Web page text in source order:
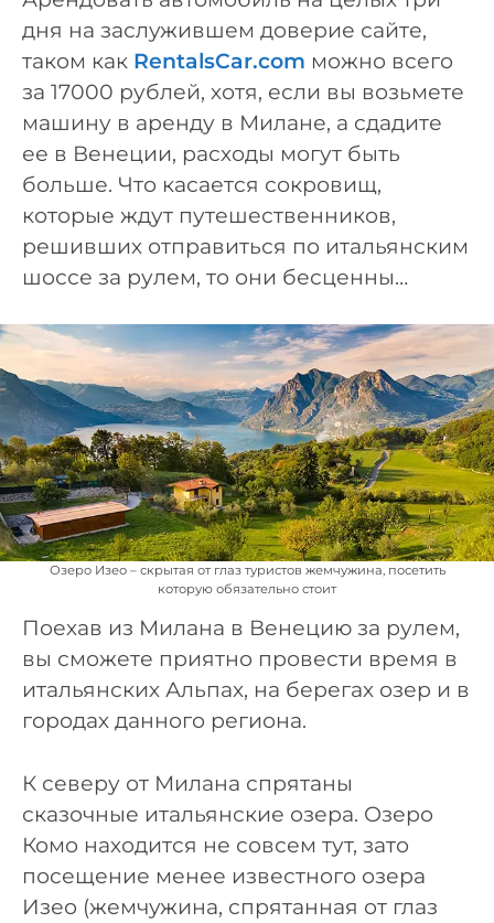
дня на заслужившем доверие сайте,
таком как RentalsCar.com можно всего
за 17000 рублей, хотя, если вы возьмете
машину в аренду в Милане, а сдадите
ее в Венеции, расходы могут быть
больше. Что касается сокровищ,
которые ждут путешественников,
решивших отправиться по итальянским
шоссе за рулем, то они бесценны…
Озеро Изео – скрытая от глаз туристов жемчужина, посетить
которую обязательно стоит
Поехав из Милана в Венецию за рулем,
вы сможете приятно провести время в
итальянских Альпах, на берегах озер и в
городах данного региона.
К северу от Милана спрятаны
сказочные итальянские озера. Озеро
Комо находится не совсем тут, зато
посещение менее известного озера
Изео (жемчужина, спрятанная от глаз